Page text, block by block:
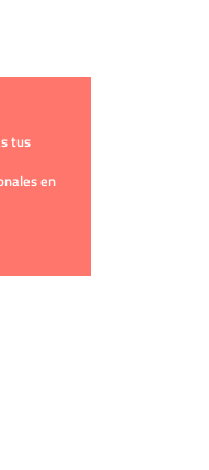
y
cómo
tus
en